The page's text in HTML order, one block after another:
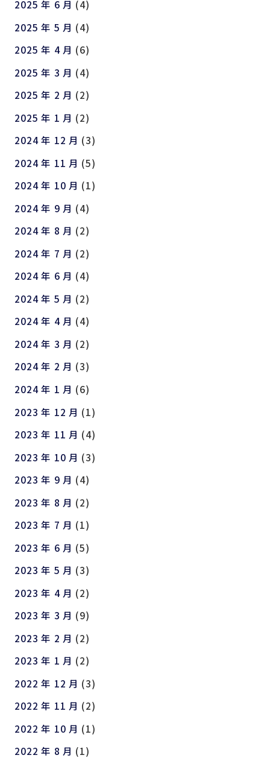
2025 年 6 月 (4)
2025 年 5 月 (4)
2025 年 4 月 (6)
2025 年 3 月 (4)
2025 年 2 月 (2)
2025 年 1 月 (2)
2024 年 12 月 (3)
2024 年 11 月 (5)
2024 年 10 月 (1)
2024 年 9 月 (4)
2024 年 8 月 (2)
2024 年 7 月 (2)
2024 年 6 月 (4)
2024 年 5 月 (2)
2024 年 4 月 (4)
2024 年 3 月 (2)
2024 年 2 月 (3)
2024 年 1 月 (6)
2023 年 12 月 (1)
2023 年 11 月 (4)
2023 年 10 月 (3)
2023 年 9 月 (4)
2023 年 8 月 (2)
2023 年 7 月 (1)
2023 年 6 月 (5)
2023 年 5 月 (3)
2023 年 4 月 (2)
2023 年 3 月 (9)
2023 年 2 月 (2)
2023 年 1 月 (2)
2022 年 12 月 (3)
2022 年 11 月 (2)
2022 年 10 月 (1)
2022 年 8 月 (1)